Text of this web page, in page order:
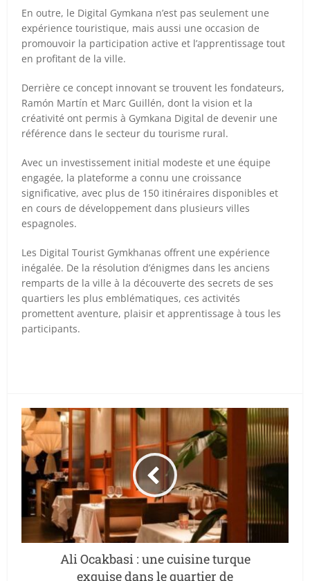
En outre, le Digital Gymkana n’est pas seulement une
expérience touristique, mais aussi une occasion de
promouvoir la participation active et l’apprentissage tout
en profitant de la ville.
Derrière ce concept innovant se trouvent les fondateurs,
Ramón Martín et Marc Guillén, dont la vision et la
créativité ont permis à Gymkana Digital de devenir une
référence dans le secteur du tourisme rural.
Avec un investissement initial modeste et une équipe
engagée, la plateforme a connu une croissance
significative, avec plus de 150 itinéraires disponibles et
en cours de développement dans plusieurs villes
espagnoles.
Les Digital Tourist Gymkhanas offrent une expérience
inégalée. De la résolution d’énigmes dans les anciens
remparts de la ville à la découverte des secrets de ses
quartiers les plus emblématiques, ces activités
promettent aventure, plaisir et apprentissage à tous les
participants.
Ali Ocakbasi : une cuisine turque
exquise dans le quartier de